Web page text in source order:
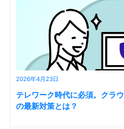
2026年4月23日
テレワーク時代に必須。クラ
の最新対策とは？